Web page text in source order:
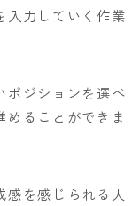
入力していく作業
ポジションを選べ
ることができま
感を感じられる人